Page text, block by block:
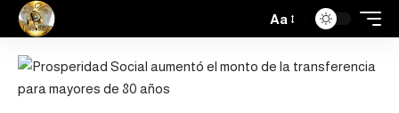
Aa